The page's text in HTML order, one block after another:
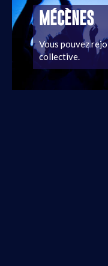
MÉCÈNES
Vous pouvez
collective.